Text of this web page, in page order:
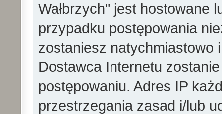
Wałbrzych" jest hostowane
przypadku postępowania
zostaniesz natychmiastowo
Dostawca Internetu
postępowaniu. Adres IP
przestrzegania zasad i/lub